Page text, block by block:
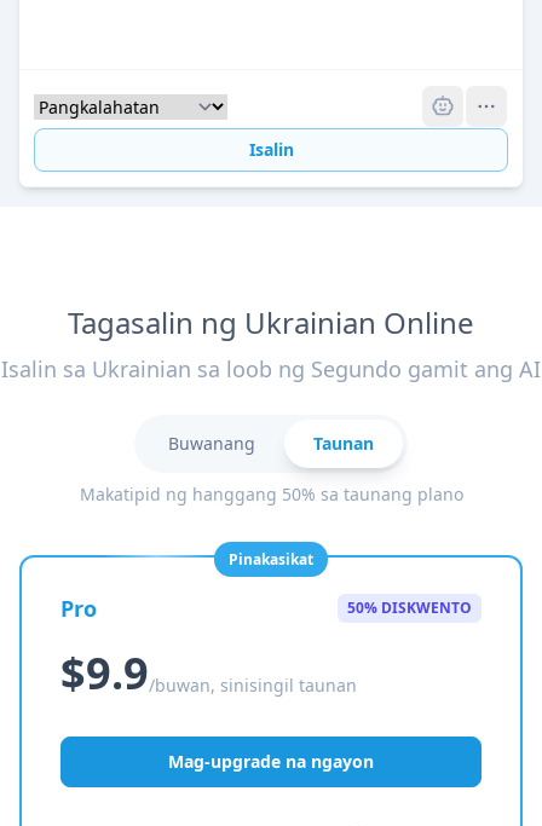
Isalin
Tagasalin ng Ukrainian Online
Isalin sa Ukrainian sa loob ng Segundo gamit ang AI
Buwanang Taunan
Makatipid ng hanggang 50% sa taunang plano
Pinakasikat
Pro 50% DISKWENTO
$9.9/buwan, sinisingil taunan
Mag-upgrade na ngayon